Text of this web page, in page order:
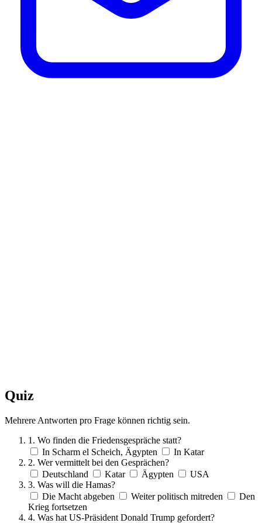
Quiz
Mehrere Antworten pro Frage können richtig sein.
1. Wo finden die Friedensgespräche statt?
In Scharm el Scheich, Ägypten
In Katar
2. Wer vermittelt bei den Gesprächen?
Deutschland
Katar Ägypten
USA
3. Was will die Hamas?
Die Macht abgeben
Weiter politisch mitreden
Den
Krieg fortsetzen
4. Was hat US-Präsident Donald Trump gefordert?